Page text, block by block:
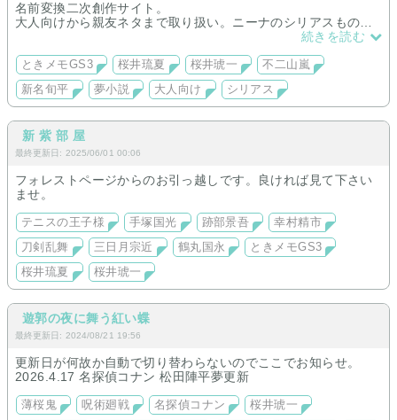
名前変換二次創作サイト。
大人向けから親友ネタまで取り扱い。ニーナのシリアスもの連
続きを読む
ときメモGS3 桜井琉夏 桜井琥一
不二山嵐
新名旬平
夢小説 大人向け シリアス
新 紫 部 屋
最終更新日: 2025/06/01 00:06
フォレストページからのお引っ越しです。良ければ見て下さい
ませ。
テニスの王子様 手塚国光 跡部景吾
幸村精市
刀剣乱舞
三日月宗近 鶴丸国永
ときメモGS3
桜井琉夏
桜井琥一
遊郭の夜に舞う紅い蝶
最終更新日: 2024/08/21 19:56
更新日が何故か自動で切り替わらないのでここでお知らせ。
2026.4.17 名探偵コナン 松田陣平夢更新
薄桜鬼 呪術廻戦 名探偵コナン
桜井琥一